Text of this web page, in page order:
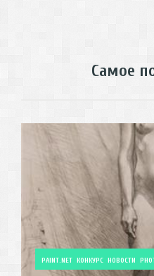
Самое
PAINT.NET КОНКУРС НОВОСТИ